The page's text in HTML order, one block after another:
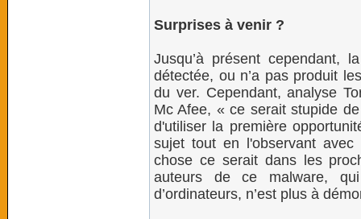
Surprises à venir ?
Jusqu’à présent cependant,
détectée, ou n’a pas produit
du ver. Cependant, analyse
Mc Afee, « ce serait stupide
d'utiliser la première
sujet tout en l'observant
chose ce serait dans les
auteurs de ce malware,
d’ordinateurs, n’est plus à